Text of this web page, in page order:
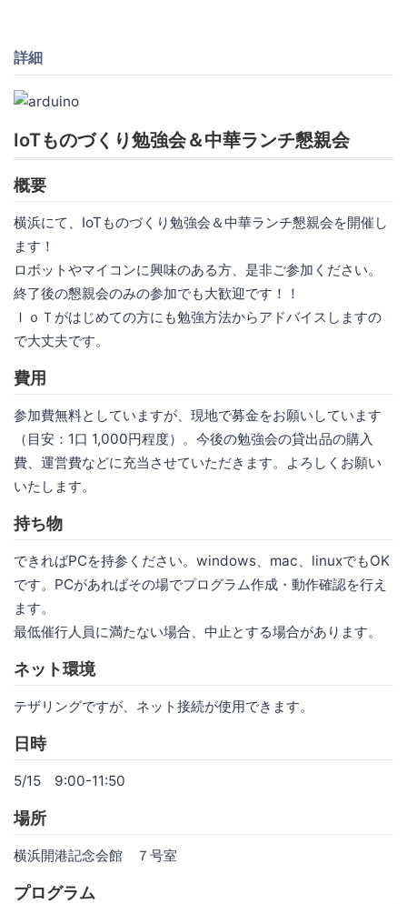
詳細
IoTものづくり勉強会＆中華ランチ懇親会
概要
横浜にて、IoTものづくり勉強会＆中華ランチ懇親会を開催し
ます！
ロボットやマイコンに興味のある方、是非ご参加ください。
終了後の懇親会のみの参加でも大歓迎です！！
ＩｏＴがはじめての方にも勉強方法からアドバイスしますの
で大丈夫です。
費用
参加費無料としていますが、現地で募金をお願いしています
（目安：1口 1,000円程度）。今後の勉強会の貸出品の購入
費、運営費などに充当させていただきます。よろしくお願い
いたします。
持ち物
できればPCを持参ください。windows、mac、linuxでもOK
です。PCがあればその場でプログラム作成・動作確認を行え
ます。
最低催行人員に満たない場合、中止とする場合があります。
ネット環境
テザリングですが、ネット接続が使用できます。
日時
5/15 9:00-11:50
場所
横浜開港記念会館 ７号室
プログラム